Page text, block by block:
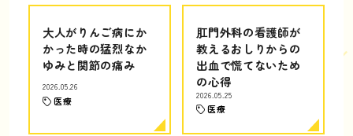
大人がりんご病にか
かった時の猛烈なか
ゆみと関節の痛み
2026.05.26
医療
肛門外科の看護師が
教えるおしりからの
出血で慌てないため
の心得
2026.05.25
医療